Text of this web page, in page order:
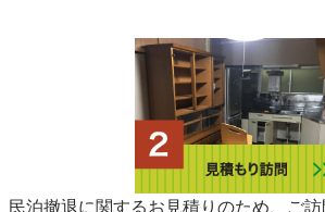
民泊撤退に関するお見積りのため、ご